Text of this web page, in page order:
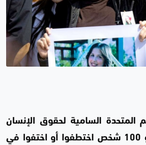
المتحدة السامية لحقوق الإنسان
اليوم الجمعة إن نحو 100 شخص اختطفوا أو اختفوا في